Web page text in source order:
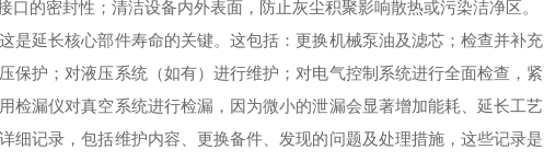
的密封性；清洁设备内外表面，防止灰尘积聚影响散热或污染洁净区。
延长核心部件寿命的关键。这包括：更换机械泵油及滤芯；检查并补充
保护；对液压系统（如有）进行维护；对电气控制系统进行全面检查，紧
检漏仪对真空系统进行检漏，因为微小的泄漏会显著增加能耗、延长工艺
细记录，包括维护内容、更换备件、发现的问题及处理措施，这些记录是